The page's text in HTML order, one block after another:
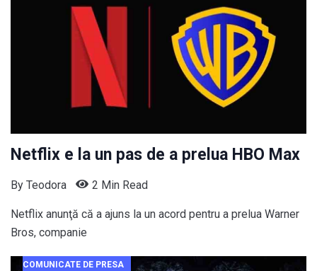
Netflix e la un pas de a prelua HBO Max
By Teodora 2 Min Read
Netflix anunţă că a ajuns la un acord pentru a prelua Warner
Bros, companie
COMUNICATE DE PRESA